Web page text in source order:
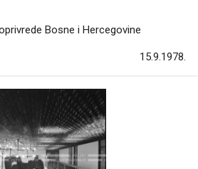
Bosne i Hercegovine
15.9.1978.